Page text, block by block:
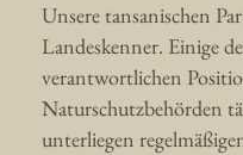
Unsere tansanischen
Landeskenner. Einige
verantwortlichen
Naturschutzbehörden
unterliegen